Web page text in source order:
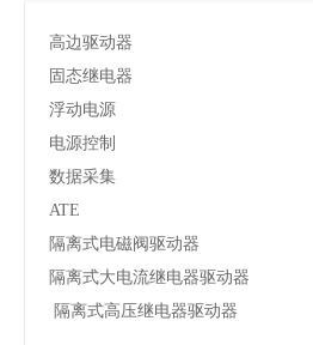
高边驱动器
固态继电器
浮动电源
电源控制
数据采集
ATE
隔离式电磁阀驱动器
隔离式大电流继电器驱动器
隔离式高压继电器驱动器